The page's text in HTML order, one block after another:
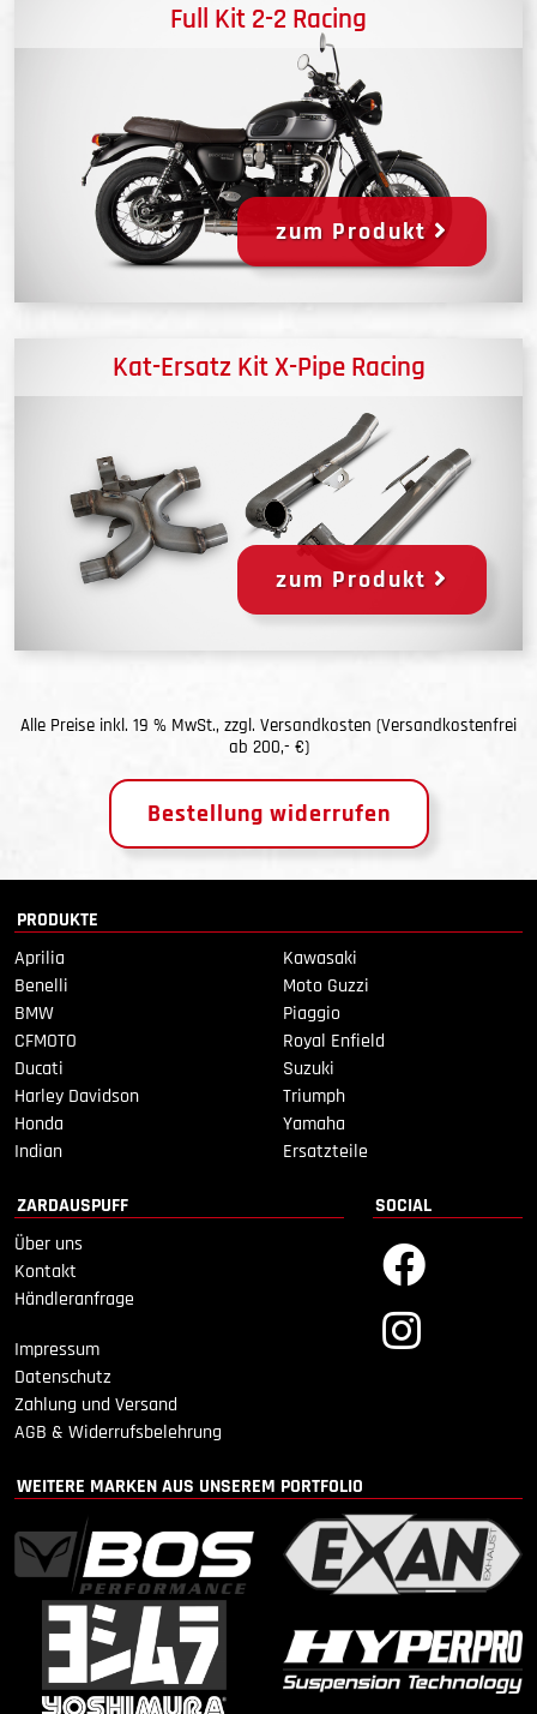
Full Kit 2-2 Racing
zum Produkt
Kat-Ersatz Kit X-Pipe Racing
zum Produkt
Alle Preise inkl. 19 % MwSt., zzgl. Versandkosten (Versandkostenfrei
ab 200,- €)
Bestellung widerrufen
PRODUKTE
Aprilia
Benelli
BMW
CFMOTO
Ducati
Harley Davidson
Honda
Indian
Kawasaki
Moto Guzzi
Piaggio
Royal Enfield
Suzuki
Triumph
Yamaha
Ersatzteile
ZARDAUSPUFF
Über uns
Kontakt
Händleranfrage
Impressum
Datenschutz
Zahlung und Versand
AGB & Widerrufsbelehrung
SOCIAL
WEITERE MARKEN AUS UNSEREM PORTFOLIO